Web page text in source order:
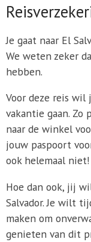
Je gaat naar El
We weten zeker
hebben.
Voor deze reis
vakantie gaan.
naar de winkel
jouw paspoort
ook helemaal niet!
Hoe dan ook, jij
Salvador. Je wilt
maken om
genieten van dit